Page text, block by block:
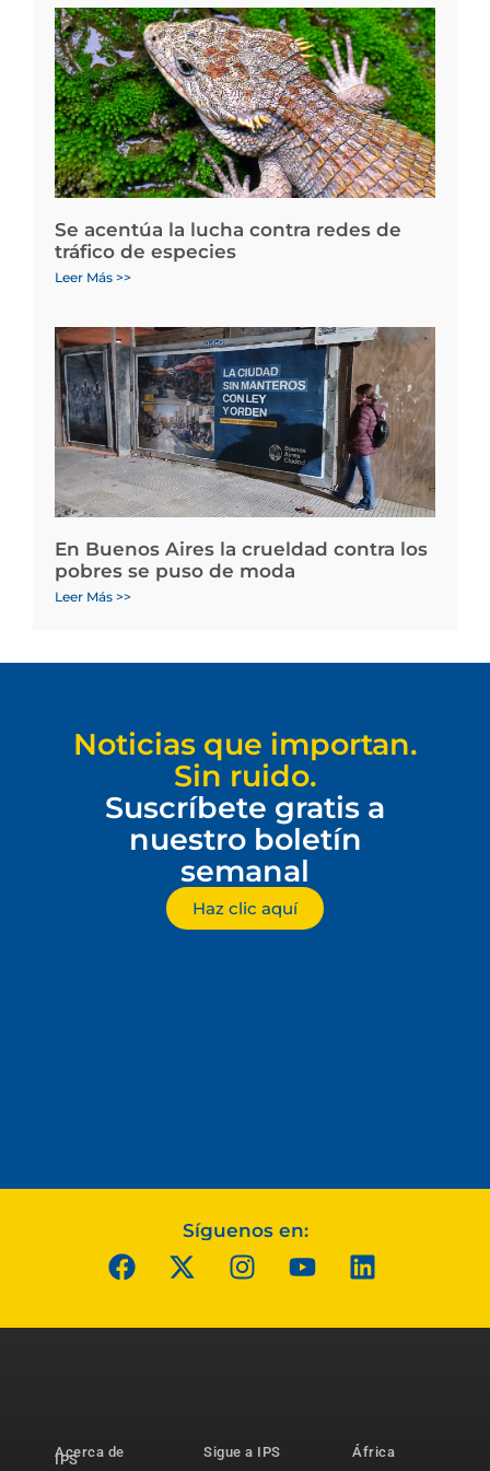
Se acentúa la lucha contra redes de
tráfico de especies
Leer Más >>
En Buenos Aires la crueldad contra los
pobres se puso de moda
Leer Más >>
Noticias que importan.
Sin ruido.
Suscríbete gratis a
nuestro boletín
semanal
Haz clic aquí
Síguenos en:
Acerca de
IPS
Sigue a IPS
África